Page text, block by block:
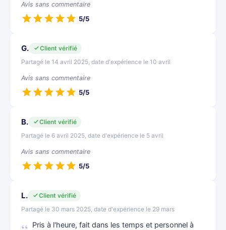
Avis sans commentaire
5/5
G.
Client vérifié
Partagé le 14 avril 2025, date d'expérience le 10 avril
Avis sans commentaire
5/5
B.
Client vérifié
Partagé le 6 avril 2025, date d'expérience le 5 avril
Avis sans commentaire
5/5
L.
Client vérifié
Partagé le 30 mars 2025, date d'expérience le 29 mars
Pris à l'heure, fait dans les temps et personnel à